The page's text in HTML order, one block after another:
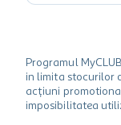
Programul
in limita stocurilor
acțiuni
imposibilitatea